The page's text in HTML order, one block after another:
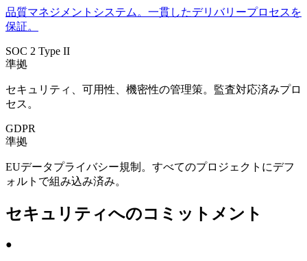
品質マネジメントシステム。一貫したデリバリープロセスを
保証。
SOC 2 Type II
準拠
セキュリティ、可用性、機密性の管理策。監査対応済みプロ
セス。
GDPR
準拠
EUデータプライバシー規制。すべてのプロジェクトにデフ
ォルトで組み込み済み。
セキュリティへのコミットメント
●